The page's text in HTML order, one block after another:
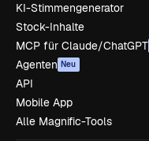
KI-Stimmengenerator
Stock-Inhalte
MCP für Claude/ChatGPT
Agenten Neu
API
Mobile App
Alle Magnific-Tools